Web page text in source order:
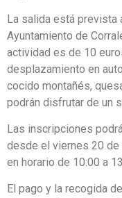
La salida está prevista
Ayuntamiento de
actividad es de 10
desplazamiento en
cocido montañés,
podrán disfrutar de un
Las inscripciones
desde el viernes 20
en horario de 10:00 a
El pago y la recogida